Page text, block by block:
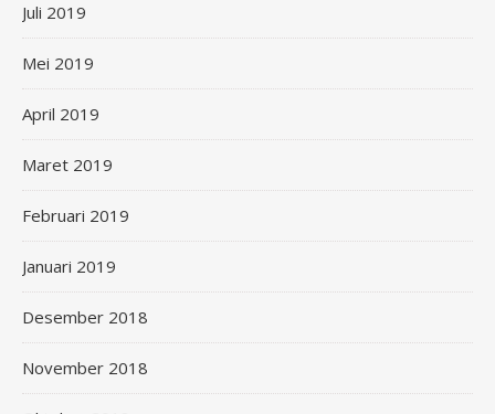
Juli 2019
Mei 2019
April 2019
Maret 2019
Februari 2019
Januari 2019
Desember 2018
November 2018